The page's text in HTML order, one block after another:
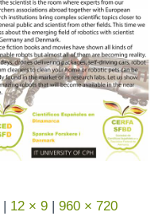
| 12 × 9 | 960 × 720